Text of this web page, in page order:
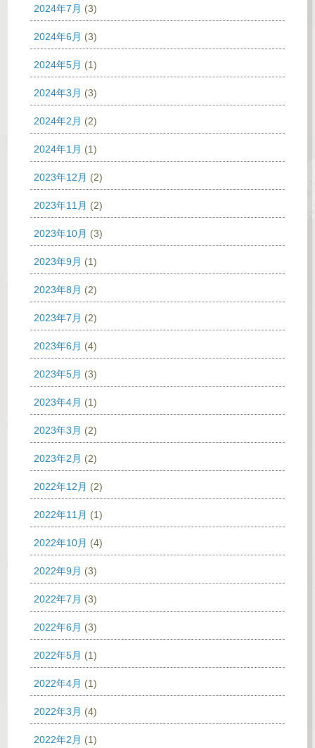
2024年7月 (3)
2024年6月 (3)
2024年5月 (1)
2024年3月 (3)
2024年2月 (2)
2024年1月 (1)
2023年12月 (2)
2023年11月 (2)
2023年10月 (3)
2023年9月 (1)
2023年8月 (2)
2023年7月 (2)
2023年6月 (4)
2023年5月 (3)
2023年4月 (1)
2023年3月 (2)
2023年2月 (2)
2022年12月 (2)
2022年11月 (1)
2022年10月 (4)
2022年9月 (3)
2022年7月 (3)
2022年6月 (3)
2022年5月 (1)
2022年4月 (1)
2022年3月 (4)
2022年2月 (1)